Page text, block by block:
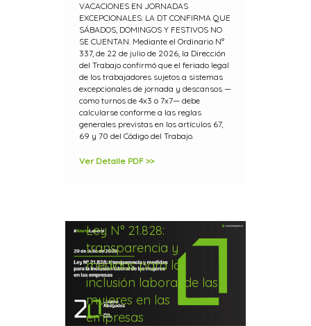
VACACIONES EN JORNADAS
EXCEPCIONALES: LA DT CONFIRMA QUE
SÁBADOS, DOMINGOS Y FESTIVOS NO
SE CUENTAN. Mediante el Ordinario N°
337, de 22 de julio de 2026, la Dirección
del Trabajo confirmó que el feriado legal
de los trabajadores sujetos a sistemas
excepcionales de jornada y descansos —
como turnos de 4x3 o 7x7— debe
calcularse conforme a las reglas
generales previstas en los artículos 67,
69 y 70 del Código del Trabajo.
Ver Detalle PDF >>
Ley N° 21.828:
transparencia y
medidas para la
inclusión laboral de las
mujeres en las
empresas